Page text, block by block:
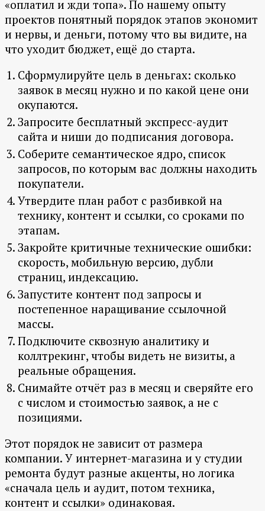
«оплатил и жди топа». По нашему опыту
проектов понятный порядок этапов экономит
и нервы, и деньги, потому что вы видите, на
что уходит бюджет, ещё до старта.
Сформулируйте цель в деньгах: сколько
заявок в месяц нужно и по какой цене они
окупаются.
Запросите бесплатный экспресс-аудит
сайта и ниши до подписания договора.
Соберите семантическое ядро, список
запросов, по которым вас должны находить
покупатели.
Утвердите план работ с разбивкой на
технику, контент и ссылки, со сроками по
этапам.
Закройте критичные технические ошибки:
скорость, мобильную версию, дубли
страниц, индексацию.
Запустите контент под запросы и
постепенное наращивание ссылочной
массы.
Подключите сквозную аналитику и
коллтрекинг, чтобы видеть не визиты, а
реальные обращения.
Снимайте отчёт раз в месяц и сверяйте его
с числом и стоимостью заявок, а не с
позициями.
Этот порядок не зависит от размера
компании. У интернет-магазина и у студии
ремонта будут разные акценты, но логика
«сначала цель и аудит, потом техника,
контент и ссылки» одинаковая.